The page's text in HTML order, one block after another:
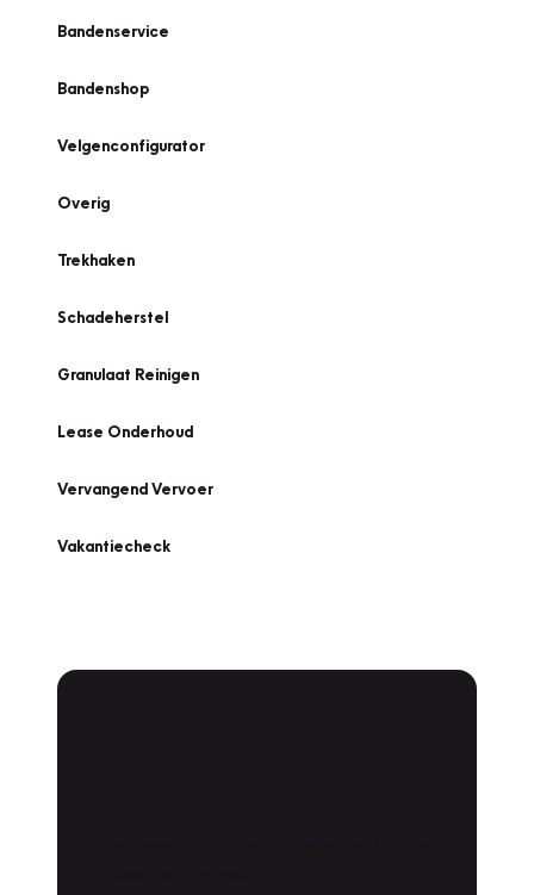
Bandenservice
Bandenshop
Velgenconfigurator
Overig
Trekhaken
Schadeherstel
Granulaat Reinigen
Lease Onderhoud
Vervangend Vervoer
Vakantiecheck